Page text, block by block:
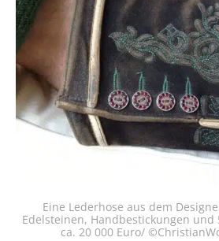
Eine Lederhose aus dem
Edelsteinen, Handbestickungen
ca. 20 000 Euro/